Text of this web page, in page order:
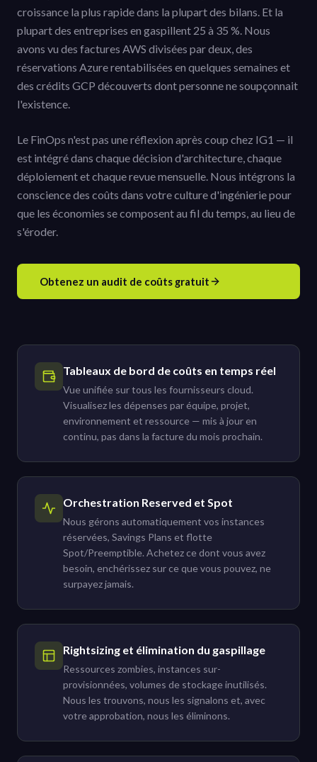
croissance la plus rapide dans la plupart des bilans. Et la
plupart des entreprises en gaspillent 25 à 35 %. Nous
avons vu des factures AWS divisées par deux, des
réservations Azure rentabilisées en quelques semaines et
des crédits GCP découverts dont personne ne soupçonnait
l'existence.
Le FinOps n'est pas une réflexion après coup chez IG1 — il
est intégré dans chaque décision d'architecture, chaque
déploiement et chaque revue mensuelle. Nous intégrons la
conscience des coûts dans votre culture d'ingénierie pour
que les économies se composent au fil du temps, au lieu de
s'éroder.
Obtenez un audit de coûts gratuit
Tableaux de bord de coûts en temps réel
Vue unifiée sur tous les fournisseurs cloud.
Visualisez les dépenses par équipe, projet,
environnement et ressource — mis à jour en
continu, pas dans la facture du mois prochain.
Orchestration Reserved et Spot
Nous gérons automatiquement vos instances
réservées, Savings Plans et flotte
Spot/Preemptible. Achetez ce dont vous avez
besoin, enchérissez sur ce que vous pouvez, ne
surpayez jamais.
Rightsizing et élimination du gaspillage
Ressources zombies, instances sur-
provisionnées, volumes de stockage inutilisés.
Nous les trouvons, nous les signalons et, avec
votre approbation, nous les éliminons.